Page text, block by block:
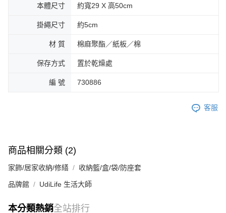
本體尺寸 約寬29 X 高50cm
掛繩尺寸 約5cm
材 質 棉麻聚酯／紙板／棉
保存方式 置於乾燥處
編 號 730886
客服
商品相關分類 (2)
家飾/居家收納/修繕 收納籃/盒/袋/防座套
品牌館 UdiLife 生活大師
本分類熱銷全站排行